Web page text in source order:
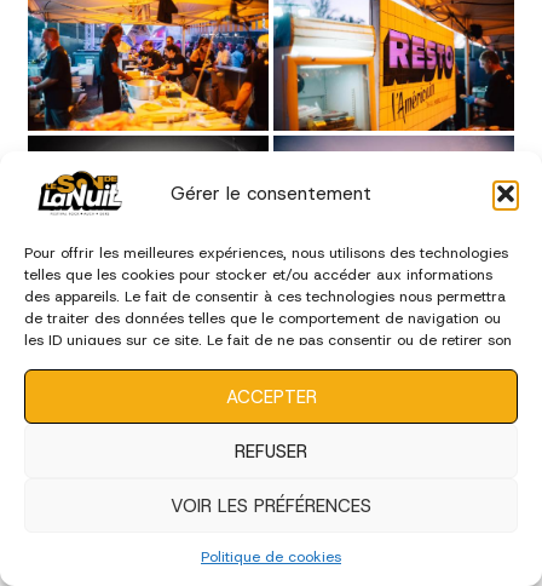
Gérer le consentement
Pour offrir les meilleures expériences, nous utilisons des technologies
telles que les cookies pour stocker et/ou accéder aux informations
des appareils. Le fait de consentir à ces technologies nous permettra
de traiter des données telles que le comportement de navigation ou
les ID uniques sur ce site. Le fait de ne pas consentir ou de retirer son
ACCEPTER
REFUSER
VOIR LES PRÉFÉRENCES
Politique de cookies